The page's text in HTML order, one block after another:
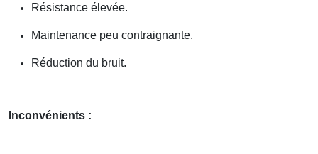
Résistance élevée.
Maintenance peu contraignante.
Réduction du bruit.
Inconvénients :